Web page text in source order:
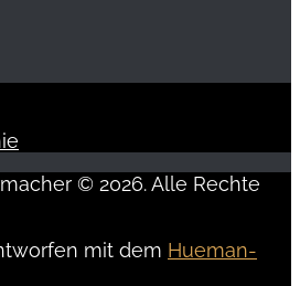
© 2026. Alle Rechte
mit dem Hueman-